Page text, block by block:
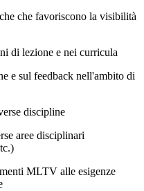
che favoriscono la visibilità
di lezione e nei curricula
e sul feedback nell'ambito di
discipline
aree disciplinari
MLTV alle esigenze